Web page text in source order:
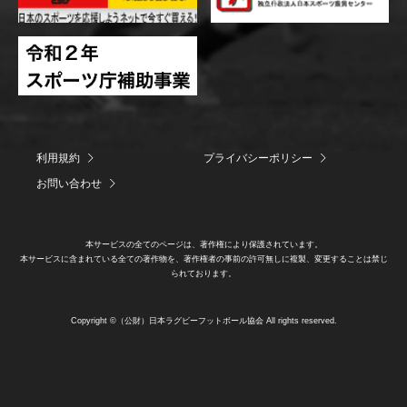
利用規約
プライバシーポリシー
お問い合わせ
本サービスの全てのページは、著作権により保護されています。
本サービスに含まれている全ての著作物を、著作権者の事前の許可無しに複製、変更することは禁じ
られております。
Copyright ©（公財）日本ラグビーフットボール協会 All rights reserved.